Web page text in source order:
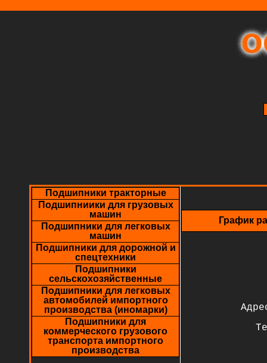
Подшипники тракторные
Подшипниики для грузовых
машин
Подшипники для легковых
машин
Подшипники для дорожной и
спецтехники
Подшипники
сельскохозяйственные
Подшипники для легковых
автомобилей импортного
производства (иномарки)
Подшипники для
коммерческого грузового
транспорта импортного
производства
График